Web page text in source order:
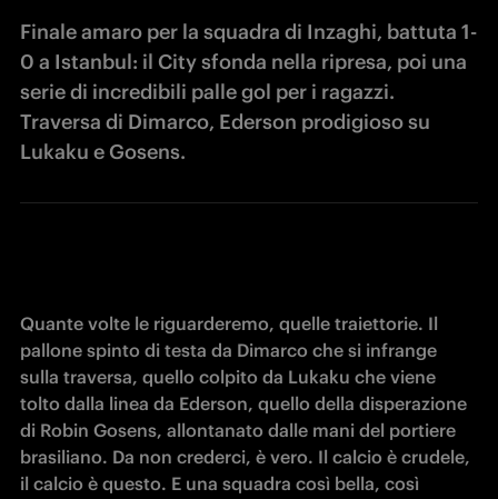
Finale amaro per la squadra di Inzaghi, battuta 1-
0 a Istanbul: il City sfonda nella ripresa, poi una
serie di incredibili palle gol per i ragazzi.
Traversa di Dimarco, Ederson prodigioso su
Lukaku e Gosens.
Quante volte le riguarderemo, quelle traiettorie. Il
pallone spinto di testa da Dimarco che si infrange
sulla traversa, quello colpito da Lukaku che viene
tolto dalla linea da Ederson, quello della disperazione
di Robin Gosens, allontanato dalle mani del portiere
brasiliano. Da non crederci, è vero. Il calcio è crudele,
il calcio è questo. E una squadra così bella, così